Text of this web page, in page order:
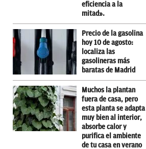
eficiencia a la
mitad».
Precio de la gasolina
hoy 10 de agosto:
localiza las
gasolineras más
baratas de Madrid
Muchos la plantan
fuera de casa, pero
esta planta se adapta
muy bien al interior,
absorbe calor y
purifica el ambiente
de tu casa en verano